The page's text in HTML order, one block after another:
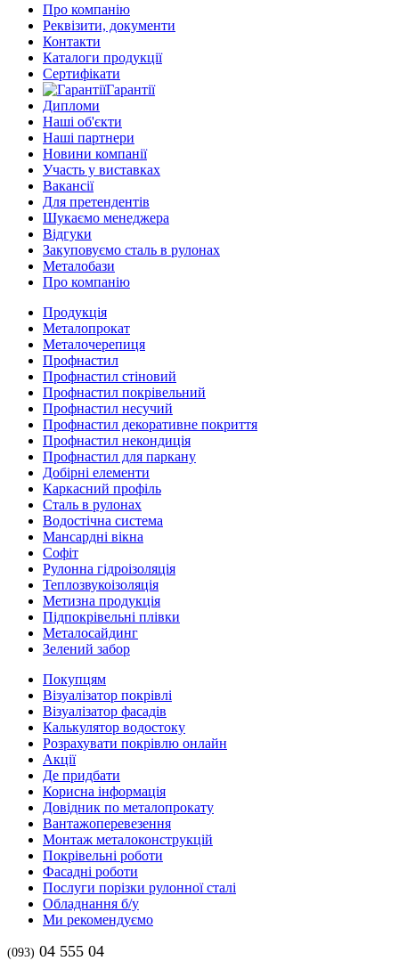
Про компанію
Реквізити, документи
Контакти
Каталоги продукції
Сертифікати
Гарантії
Дипломи
Наші об'єкти
Наші партнери
Новини компанії
Участь у виставках
Вакансії
Для претендентів
Шукаємо менеджера
Відгуки
Закуповуємо сталь в рулонах
Металобази
Про компанію
Продукція
Металопрокат
Металочерепиця
Профнастил
Профнастил стіновий
Профнастил покрівельний
Профнастил несучий
Профнастил декоративне покриття
Профнастил некондиція
Профнастил для паркану
Добірні елементи
Каркасний профіль
Сталь в рулонах
Водостічна система
Мансардні вікна
Софіт
Рулонна гідроізоляція
Теплозвукоізоляція
Метизна продукція
Підпокрівельні плівки
Металосайдинг
Зелений забор
Покупцям
Візуалізатор покрівлі
Візуалізатор фасадів
Калькулятор водостоку
Розрахувати покрівлю онлайн
Акції
Де придбати
Корисна інформація
Довідник по металопрокату
Вантажоперевезення
Монтаж металоконструкцій
Покрівельні роботи
Фасадні роботи
Послуги порізки рулонної сталі
Обладнання б/у
Ми рекомендуємо
(093) 04 555 04